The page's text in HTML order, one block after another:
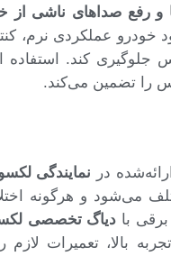
و رفع صداهای ناشی از
خودرو عملکردی نرم،
جلوگیری کند.
را تضمین می‌کند.
در نمایندگی
می‌شود و هرگونه
با دیاگ تخصصی
بالا، تعمیرات لازم